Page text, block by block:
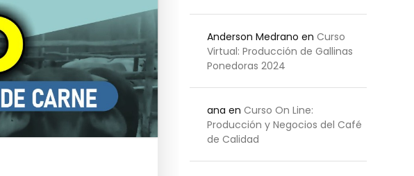
Anderson Medrano en Curso
Virtual: Producción de Gallinas
Ponedoras 2024
ana en Curso On Line:
Producción y Negocios del Café
de Calidad